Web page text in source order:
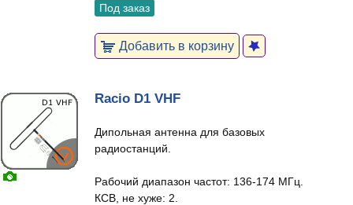
Под заказ
Добавить в корзину
Racio D1 VHF
Дипольная антенна для базовых
радиостанций.
Рабочий диапазон частот: 136-174 МГц.
КСВ, не хуже: 2.